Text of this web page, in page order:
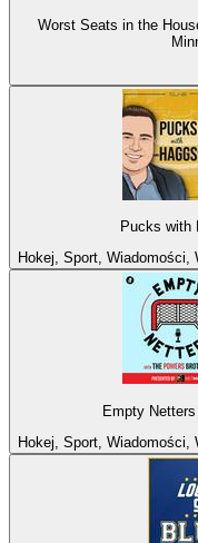
Worst Seats in the
Pucks with
Hokej, Sport, Wiadomości,
Empty
Hokej, Sport, Wiadomości,